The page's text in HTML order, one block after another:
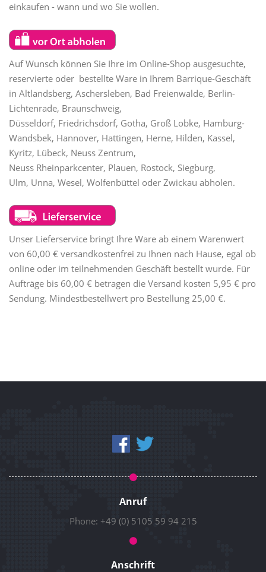
einkaufen - wann und wo Sie wollen.
Auf Wunsch können Sie Ihre im Online-Shop ausgesuchte,
reservierte oder bestellte Ware in Ihrem Barrique-Geschäft
in Altlandsberg, Aschersleben, Bad Freienwalde, Berlin-
Lichtenrade, Braunschweig,
Düsseldorf, Friedrichsdorf, Gotha, Groß Lobke, Hamburg-
Wandsbek, Hannover, Hattingen, Herne, Hilden, Kassel,
Kyritz, Lübeck, Neuss Zentrum,
Neuss Rheinparkcenter, Plauen, Rostock, Siegburg,
Ulm, Unna, Wesel, Wolfenbüttel oder Zwickau abholen.
Unser Lieferservice bringt Ihre Ware ab einem Warenwert
von 60,00 € versandkostenfrei zu Ihnen nach Hause, egal ob
online oder im teilnehmenden Geschäft bestellt wurde. Für
Aufträge bis 60,00 € betragen die Versand kosten 5,95 € pro
Sendung. Mindestbestellwert pro Bestellung 25,00 €.
Anruf
Phone: +49 (0) 5105 59 94 215
Anschrift